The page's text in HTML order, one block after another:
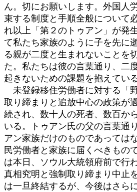
ん。切にお願いします。外国人
束する制度と手順全般について
れ以上「第２のトゥアン」が発
て私たち家族のように子を先に
る親が二度と生まれないことを
た。私たちは彼の言葉通り、二
起きないための課題を抱えている
未登録移住労働者に対する「
取り締まりと追放中心の政策が
続され、数十人の死者、数百か
いる。トゥアン氏の父の言葉通
アン家族だけのものであっては
民労働者と家族に届くべきもの
は本日、ソウル大統領府前で行
真相究明と強制取り締まり中止
は一旦終結するが、今後はさら